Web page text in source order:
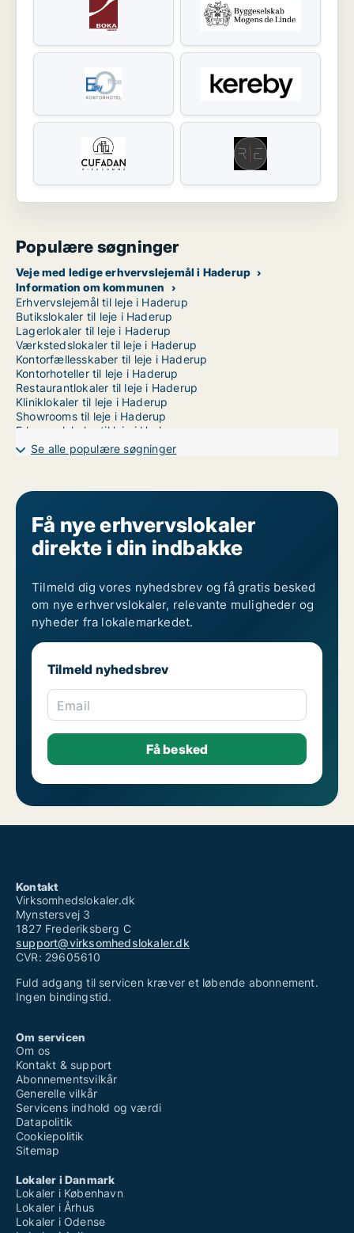
Populære søgninger
Veje med ledige erhvervslejemål i Haderup
Information om kommunen
Erhvervslejemål til leje i Haderup
Butikslokaler til leje i Haderup
Lagerlokaler til leje i Haderup
Værkstedslokaler til leje i Haderup
Kontorfællesskaber til leje i Haderup
Kontorhoteller til leje i Haderup
Restaurantlokaler til leje i Haderup
Kliniklokaler til leje i Haderup
Showrooms til leje i Haderup
Erhvervslokaler til leje i Haderup
Erhvervsgrunde til leje i Haderup
Garager til leje i Haderup
Kontorlokaler til leje i Århus
Se alle populære søgninger
Få nye erhvervslokaler
direkte i din indbakke
Tilmeld dig vores nyhedsbrev og få gratis besked
om nye erhvervslokaler, relevante muligheder og
nyheder fra lokalemarkedet.
Tilmeld nyhedsbrev
Email
Kontakt
Virksomhedslokaler.dk
Mynstersvej 3
1827 Frederiksberg C
support@virksomhedslokaler.dk
CVR: 29605610
Fuld adgang til servicen kræver et løbende abonnement.
Ingen bindingstid.
Om servicen
Om os
Kontakt & support
Abonnementsvilkår
Generelle vilkår
Servicens indhold og værdi
Datapolitik
Cookiepolitik
Sitemap
Lokaler i Danmark
Lokaler i København
Lokaler i Århus
Lokaler i Odense